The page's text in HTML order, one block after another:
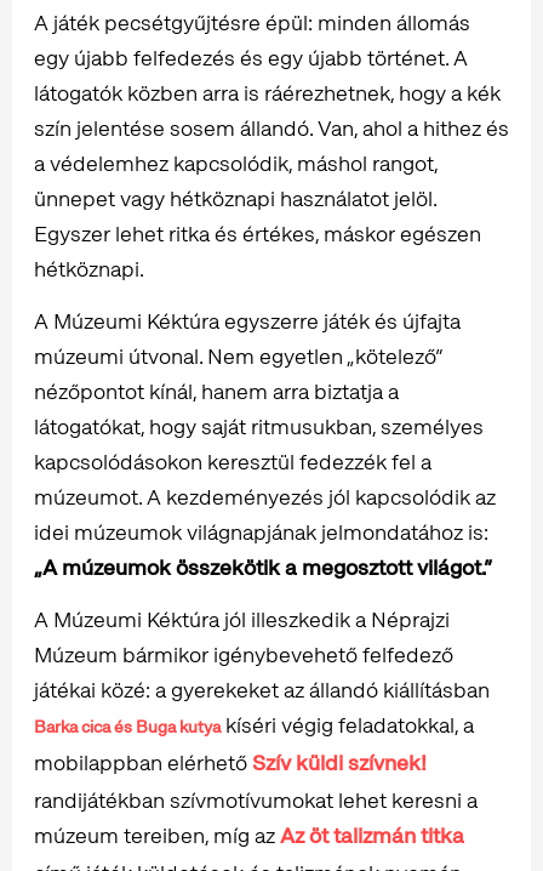
A játék pecsétgyűjtésre épül: minden állomás
egy újabb felfedezés és egy újabb történet. A
látogatók közben arra is ráérezhetnek, hogy a kék
szín jelentése sosem állandó. Van, ahol a hithez és
a védelemhez kapcsolódik, máshol rangot,
ünnepet vagy hétköznapi használatot jelöl.
Egyszer lehet ritka és értékes, máskor egészen
hétköznapi.
A Múzeumi Kéktúra egyszerre játék és újfajta
múzeumi útvonal. Nem egyetlen „kötelező”
nézőpontot kínál, hanem arra biztatja a
látogatókat, hogy saját ritmusukban, személyes
kapcsolódásokon keresztül fedezzék fel a
múzeumot. A kezdeményezés jól kapcsolódik az
idei múzeumok világnapjának jelmondatához is:
„A múzeumok összekötik a megosztott világot.”
A Múzeumi Kéktúra jól illeszkedik a Néprajzi
Múzeum bármikor igénybevehető felfedező
játékai közé: a gyerekeket az állandó kiállításban
Barka cica és Buga kutya kíséri végig feladatokkal, a
mobilappban elérhető Szív küldi szívnek!
randijátékban szívmotívumokat lehet keresni a
múzeum tereiben, míg azAz öt talizmán titka